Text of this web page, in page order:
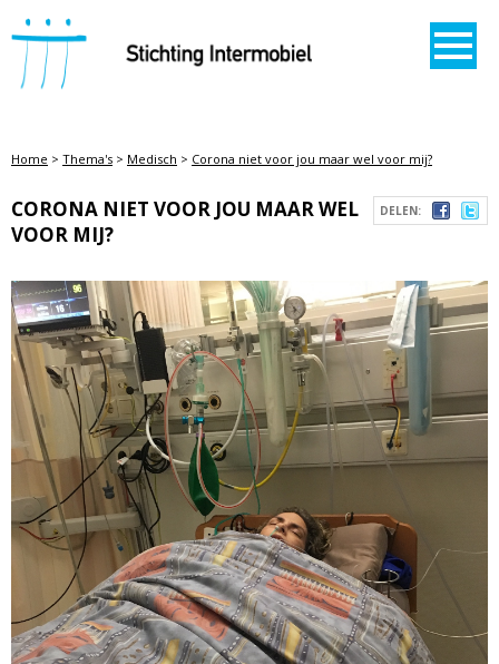
STICHTING INTERMOBIEL
Home > Thema's > Medisch > Corona niet voor jou maar wel voor mij?
DELEN:
CORONA NIET VOOR JOU MAAR WEL
VOOR MIJ?